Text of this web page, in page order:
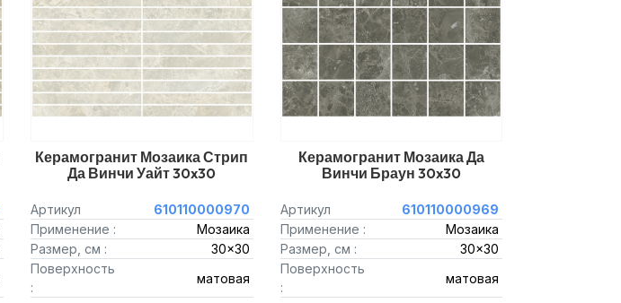
Керамогранит Мозаика Стрип
Да Винчи Уайт 30x30
Артикул
610110000970
Применение :
Мозаика
Размер, см :
30x30
Поверхность
:
матовая
Керамогранит Мозаика Да
Винчи Браун 30x30
Артикул
610110000969
Применение :
Мозаика
Размер, см :
30x30
Поверхность
:
матовая